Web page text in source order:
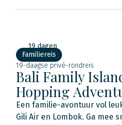
19 dagen
Familiereis
19-daagse privé-rondreis
Bali Family
Hopping
Een familie-avontuur vol
Gili Air en Lombok. Ga mee